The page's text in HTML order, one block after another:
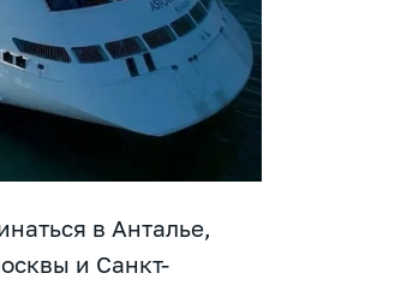
в Анталье,
и Санкт-